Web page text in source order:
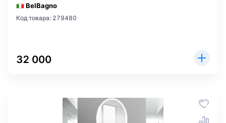
BelBagno
Код товара: 279480
32 000